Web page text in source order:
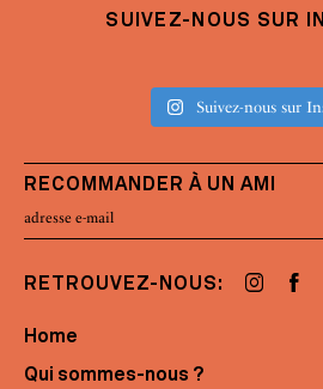
SUIVEZ-NOUS SUR
Suivez-nous sur
RECOMMANDER À UN AMI
RETROUVEZ-NOUS:
Home
Qui sommes-nous ?